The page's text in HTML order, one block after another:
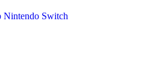
Nintendo Switch